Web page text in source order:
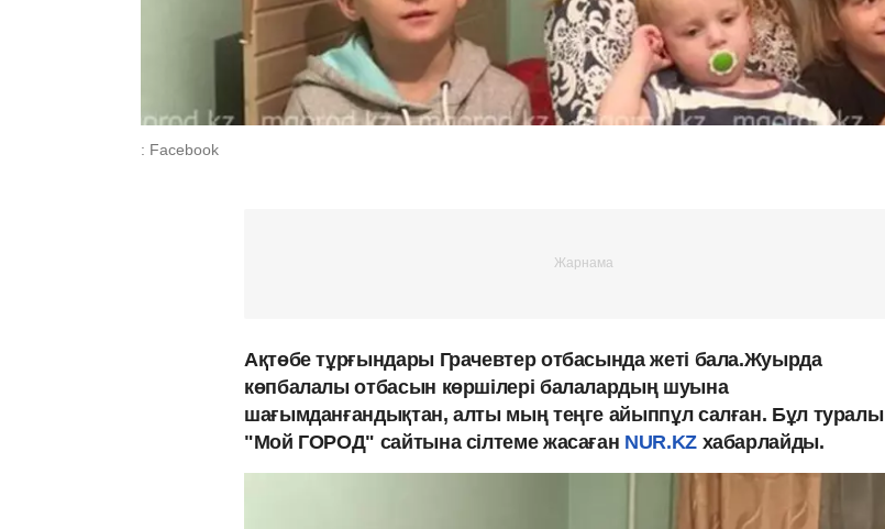
: Facebook
Ақтөбе тұрғындары Грачевтер отбасында жеті бала.Жуырда
көпбалалы отбасын көршілері балалардың шуына
шағымданғандықтан, алты мың теңге айыппұл салған. Бұл туралы
"Мой ГОРОД" сайтына сілтеме жасаған NUR.KZхабарлайды.